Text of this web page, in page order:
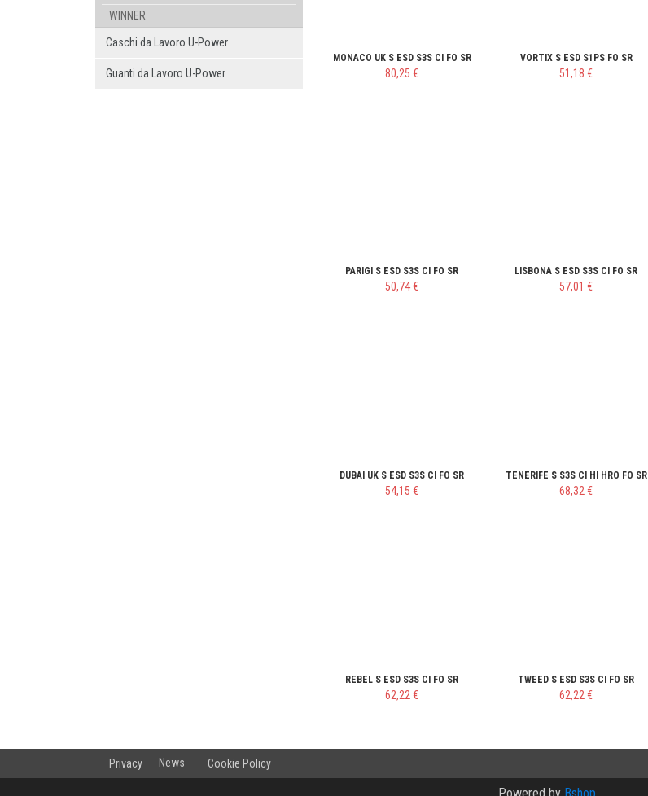
WINNER
Caschi da Lavoro U-Power
Guanti da Lavoro U-Power
MONACO UK S ESD S3S CI FO SR
80,25 €
VORTIX S ESD S1PS FO SR
51,18 €
PARIGI S ESD S3S CI FO SR
50,74 €
LISBONA S ESD S3S CI FO SR
57,01 €
DUBAI UK S ESD S3S CI FO SR
54,15 €
TENERIFE S S3S CI HI HRO FO SR
68,32 €
REBEL S ESD S3S CI FO SR
62,22 €
TWEED S ESD S3S CI FO SR
62,22 €
Privacy News Cookie Policy
Powered by Bshop